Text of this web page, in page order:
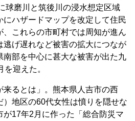
球磨川と筑後川の浸水想定区域
にハザードマップを改定して住民
、これらの市町村では周知が進ん
逃げ遅れなど被害の拡大につなが
南部を中心に甚大な被害が出た九
迎えた。
るとは」。熊本県人吉市の西
地区の60代女性は憤りを隠せな
が17年2月に作った「総合防災マ